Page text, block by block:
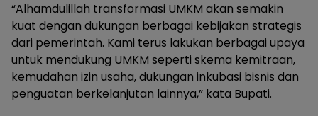
“Alhamdulillah transformasi UMKM akan semakin
kuat dengan dukungan berbagai kebijakan strategis
dari pemerintah. Kami terus lakukan berbagai upaya
untuk mendukung UMKM seperti skema kemitraan,
kemudahan izin usaha, dukungan inkubasi bisnis dan
penguatan berkelanjutan lainnya,” kata Bupati.